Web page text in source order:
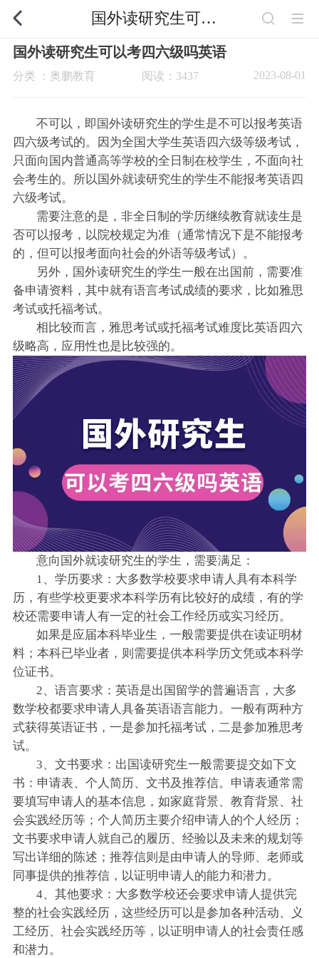
国外读研究生可以考四六级吗英语
国外读研究生可以考四六级吗英语
分类 ：奥鹏教育 2023-08-01
阅读：3437
不可以，即国外读研究生的学生是不可以报考英语
四六级考试的。因为全国大学生英语四六级等级考试，
只面向国内普通高等学校的全日制在校学生，不面向社
会考生的。所以国外就读研究生的学生不能报考英语四
六级考试。
需要注意的是，非全日制的学历继续教育就读生是
否可以报考，以院校规定为准（通常情况下是不能报考
的，但可以报考面向社会的外语等级考试）。
另外，国外读研究生的学生一般在出国前，需要准
备申请资料，其中就有语言考试成绩的要求，比如雅思
考试或托福考试。
相比较而言，雅思考试或托福考试难度比英语四六
级略高，应用性也是比较强的。
意向国外就读研究生的学生，需要满足：
1、学历要求：大多数学校要求申请人具有本科学
历，有些学校更要求本科学历有比较好的成绩，有的学
校还需要申请人有一定的社会工作经历或实习经历。
如果是应届本科毕业生，一般需要提供在读证明材
料；本科已毕业者，则需要提供本科学历文凭或本科学
位证书。
2、语言要求：英语是出国留学的普遍语言，大多
数学校都要求申请人具备英语语言能力。一般有两种方
式获得英语证书，一是参加托福考试，二是参加雅思考
试。
3、文书要求：出国读研究生一般需要提交如下文
书：申请表、个人简历、文书及推荐信。申请表通常需
要填写申请人的基本信息，如家庭背景、教育背景、社
会实践经历等；个人简历主要介绍申请人的个人经历；
文书要求申请人就自己的履历、经验以及未来的规划等
写出详细的陈述；推荐信则是由申请人的导师、老师或
同事提供的推荐信，以证明申请人的能力和潜力。
4、其他要求：大多数学校还会要求申请人提供完
整的社会实践经历，这些经历可以是参加各种活动、义
工经历、社会实践经历等，以证明申请人的社会责任感
和潜力。